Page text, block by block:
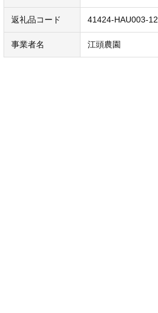
返礼品コード 41424-HAU003-12
事業者名 江頭農園